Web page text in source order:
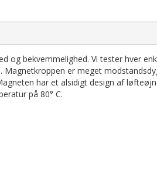
og bekvemmelighed. Vi tester hver
er meget
har et alsidigt design af
på 80° C.